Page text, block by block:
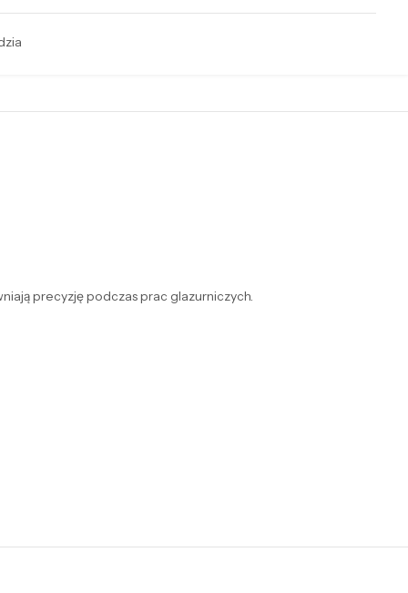
precyzję podczas prac glazurniczych.